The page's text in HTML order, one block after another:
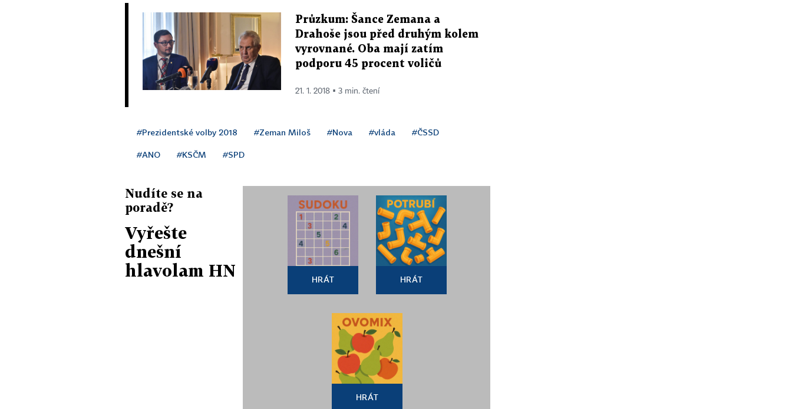
Průzkum: Šance Zemana a
Drahoše jsou před druhým kolem
vyrovnané. Oba mají zatím
podporu 45 procent voličů
21. 1. 2018 ▪ 3 min. čtení
#Prezidentské volby 2018 #Zeman Miloš #Nova #vláda #ČSSD
#ANO #KSČM #SPD
Nudíte se na
poradě?
Vyřešte
dnešní
hlavolam HN
HRÁT HRÁT
HRÁT